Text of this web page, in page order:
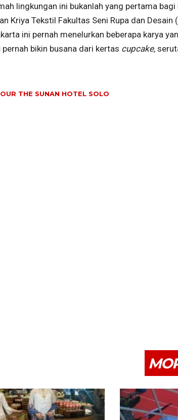
lingkungan ini bukanlah yang pertama
Kriya Tekstil Fakultas Seni Rupa dan Desain
ini pernah menelurkan beberapa karya
pernah bikin busana dari kertas cupcake,
THE SUNAN HOTEL SOLO